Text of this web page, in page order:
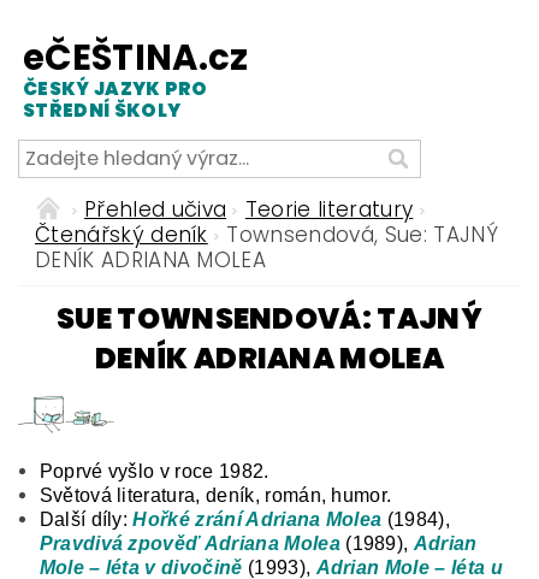
eČEŠTINA.cz
ČESKÝ JAZYK PRO
STŘEDNÍ ŠKOLY
Přehled učiva
Teorie literatury
Čtenářský deník
Townsendová, Sue: TAJNÝ
DENÍK ADRIANA MOLEA
SUE TOWNSENDOVÁ: TAJNÝ
DENÍK ADRIANA MOLEA
Poprvé vyšlo v roce 1982.
Světová literatura, deník, román, humor.
Další díly:Hořké zrání Adriana Molea (1984),
Pravdivá zpověď Adriana Molea(1989), Adrian
Mole – léta v divočině (1993), Adrian Mole – léta u